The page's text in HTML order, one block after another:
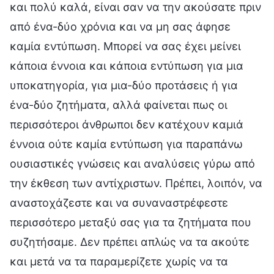
και πολύ καλά, είναι σαν να την ακούσατε πριν
από ένα-δύο χρόνια και να μη σας άφησε
καμία εντύπωση. Μπορεί να σας έχει μείνει
κάποια έννοια και κάποια εντύπωση για μια
υποκατηγορία, για μια-δύο προτάσεις ή για
ένα-δύο ζητήματα, αλλά φαίνεται πως οι
περισσότεροι άνθρωποι δεν κατέχουν καμιά
έννοια ούτε καμία εντύπωση για παραπάνω
ουσιαστικές γνώσεις και αναλύσεις γύρω από
την έκθεση των αντίχριστων. Πρέπει, λοιπόν, να
αναστοχάζεστε και να συναναστρέφεστε
περισσότερο μεταξύ σας για τα ζητήματα που
συζητήσαμε. Δεν πρέπει απλώς να τα ακούτε
και μετά να τα παραμερίζετε χωρίς να τα